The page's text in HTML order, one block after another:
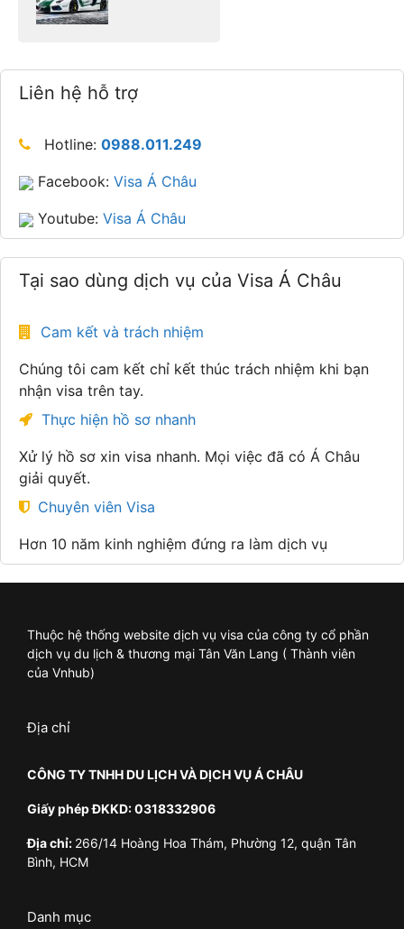
Liên hệ hỗ trợ
Hotline: 0988.011.249
Facebook: Visa Á Châu
Youtube: Visa Á Châu
Tại sao dùng dịch vụ của Visa Á Châu
Cam kết và trách nhiệm
Chúng tôi cam kết chỉ kết thúc trách nhiệm khi bạn
nhận visa trên tay.
Thực hiện hồ sơ nhanh
Xử lý hồ sơ xin visa nhanh. Mọi việc đã có Á Châu
giải quyết.
Chuyên viên Visa
Hơn 10 năm kinh nghiệm đứng ra làm dịch vụ
Thuộc hệ thống website dịch vụ visa của công ty cổ phần
dịch vụ du lịch & thương mại Tân Văn Lang ( Thành viên
của Vnhub)
Địa chỉ
CÔNG TY TNHH DU LỊCH VÀ DỊCH VỤ Á CHÂU
Giấy phép ĐKKD: 0318332906
Địa chỉ: 266/14 Hoàng Hoa Thám, Phường 12, quận Tân
Bình, HCM
Danh mục